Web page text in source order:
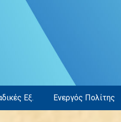
Εξ. Ενεργός Πολίτης